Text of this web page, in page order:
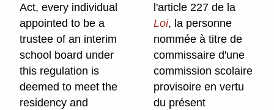
Act, every individual
appointed to be a
trustee of an interim
school board under
this regulation is
deemed to meet the
residency and
l'article 227 de la
Loi, la personne
nommée à titre de
commissaire d'une
commission scolaire
provisoire en vertu
du présent